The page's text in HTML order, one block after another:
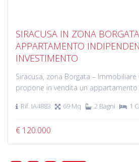
SIRACUSA IN ZONA
APPARTAMENTO
INVESTIMENTO
Siracusa, zona Borgata – Immobiliare
propone in vendita un appartamento
Rif. IA4883 69 Mq 2 Bagni 1
€ 120.000